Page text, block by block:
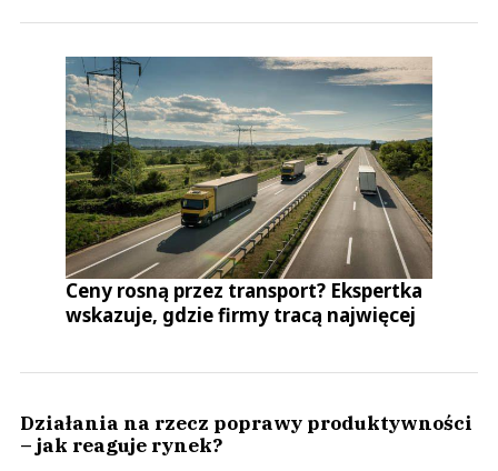
Ceny rosną przez transport? Ekspertka
wskazuje, gdzie firmy tracą najwięcej
Działania na rzecz poprawy produktywności
– jak reaguje rynek?